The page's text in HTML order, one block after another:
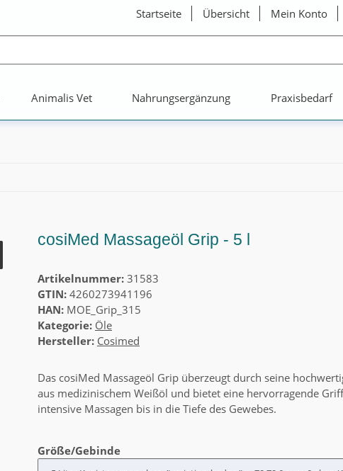
Startseite Übersicht Mein Konto
Animalis Vet Nahrungsergänzung Praxisbedarf
cosiMed Massageöl Grip - 5 l
Artikelnummer: 31583
GTIN: 4260273941196
HAN: MOE_Grip_315
Kategorie: Öle
Hersteller: Cosimed
Das cosiMed Massageöl Grip überzeugt durch seine
aus medizinischem Weißöl und bietet eine hervorragende
intensive Massagen bis in die Tiefe des Gewebes.
Größe/Gebinde